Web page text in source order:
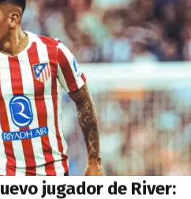
jugador de River: